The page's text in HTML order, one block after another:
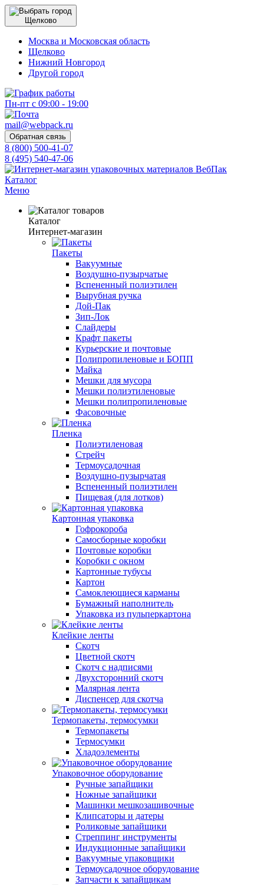
Щелково
Москва и Московская область
Щелково
Нижний Новгород
Другой город
Пн-пт с 09:00 - 19:00
mail@webpack.ru
Обратная связь
8 (800) 500-41-07
8 (495) 540-47-06
Каталог
Меню
Каталог
Интернет-магазин
Пакеты
Вакуумные
Воздушно-пузырчатые
Вспененный полиэтилен
Вырубная ручка
Дой-Пак
Зип-Лок
Слайдеры
Крафт пакеты
Курьерские и почтовые
Полипропиленовые и БОПП
Майка
Мешки для мусора
Мешки полиэтиленовые
Мешки полипропиленовые
Фасовочные
Пленка
Полиэтиленовая
Стрейч
Термоусадочная
Воздушно-пузырчатая
Вспененный полиэтилен
Пищевая (для лотков)
Картонная упаковка
Гофрокороба
Самосборные коробки
Почтовые коробки
Коробки с окном
Картонные тубусы
Картон
Самоклеющиеся карманы
Бумажный наполнитель
Упаковка из пульперкартона
Клейкие ленты
Скотч
Цветной скотч
Скотч с надписями
Двухсторонний скотч
Малярная лента
Диспенсер для скотча
Термопакеты, термосумки
Термопакеты
Термосумки
Хладоэлементы
Упаковочное оборудование
Ручные запайщики
Ножные запайщики
Машинки мешкозашивочные
Клипсаторы и датеры
Роликовые запайщики
Стреппинг инструменты
Индукционные запайщики
Вакуумные упаковщики
Термоусадочное оборудование
Запчасти к запайщикам